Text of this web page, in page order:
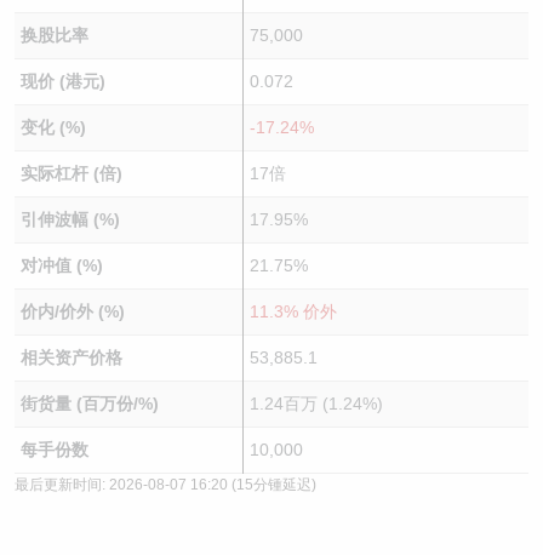
换股比率 75,000
现价 (港元) 0.072
变化 (%) -17.24%
实际杠杆 (倍) 17倍
引伸波幅 (%) 17.95%
对冲值 (%) 21.75%
价内/价外 (%) 11.3% 价外
相关资产价格 53,885.1
街货量 (百万份/%) 1.24百万 (1.24%)
每手份数 10,000
最后更新时间: 2026-08-07 16:20 (15分锺延迟)